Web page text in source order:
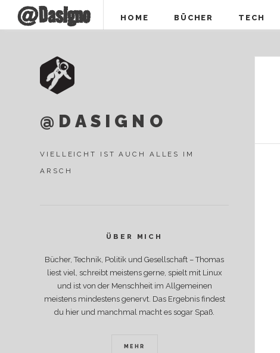
@DasIgno HOME BÜCHER TECH
@DASIGNO
VIELLEICHT IST AUCH ALLES IM
ARSCH
ÜBER MICH
Bücher, Technik, Politik und Gesellschaft – Thomas
liest viel, schreibt meistens gerne, spielt mit Linux
und ist von der Menschheit im Allgemeinen
meistens mindestens genervt. Das Ergebnis findest
du hier und manchmal macht es sogar Spaß.
MEHR